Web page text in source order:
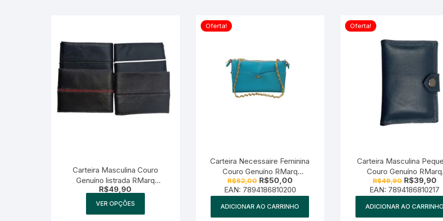
Carteira Masculina Couro
Genuíno listrada RMarq
Collection
R$49,90
VER OPÇÕES
Oferta!
Carteira Necessaire Feminina
Couro Genuíno RMarq
Collection – Azul Turquesa
R$62,00 O
preço
original
era:
R$62,00.
R$50,00O
preço
atual
é:
R$50,00.
EAN: 7894186810200
ADICIONAR AO CARRINHO
Oferta!
Carteira Masculina
Couro Genuíno RMarq
Collection – Azul marinho
R$49,90 O
preço
original
era:
R$49,90.
R$39,90O
é:
EAN: 7894186810217
ADICIONAR AO CARRINHO